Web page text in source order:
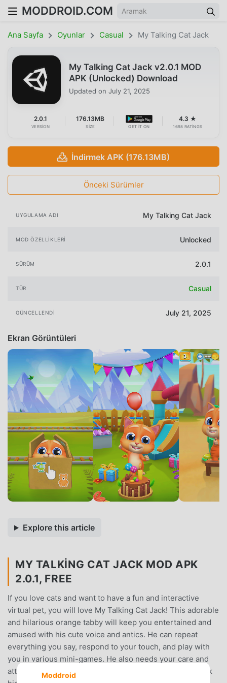
MODDROID.COM
Ana Sayfa Oyunlar Casual My Talking Cat Jack
My Talking Cat Jack v2.0.1 MOD
APK (Unlocked) Download
Updated on July 21, 2025
2.0.1
VERSION
176.13MB
SIZE GET IT ON
4.3 ★
1698 RATINGS
İndirmek APK (176.13MB)
Önceki Sürümler
UYGULAMA ADI My Talking Cat Jack
MOD ÖZELLIKLERI Unlocked
SÜRÜM 2.0.1
TÜR Casual
GÜNCELLENDI July 21, 2025
Ekran Görüntüleri
Explore this article
MY TALKING CAT JACK MOD APK
2.0.1, FREE
If you love cats and want to have a fun and interactive
virtual pet, you will love My Talking Cat Jack! This adorable
and hilarious orange tabby will keep you entertained and
amused with his cute voice and antics. He can repeat
everything you say, respond to your touch, and play with
you in various mini-games. He also needs your care and
attention, so don’t forget to feed him, bathe him, and tuck
Moddroid